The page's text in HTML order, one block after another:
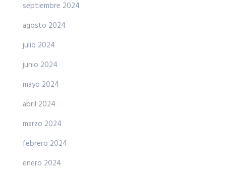
septiembre 2024
agosto 2024
julio 2024
junio 2024
mayo 2024
abril 2024
marzo 2024
febrero 2024
enero 2024